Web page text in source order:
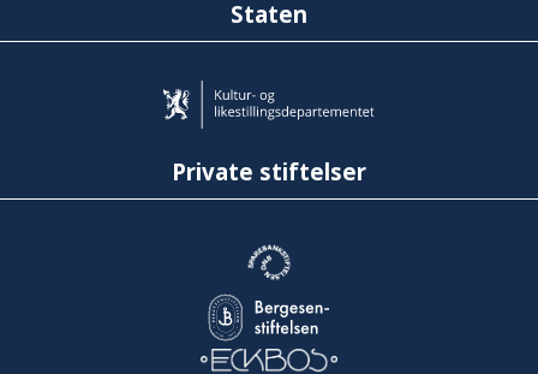
Staten
Private stiftelser